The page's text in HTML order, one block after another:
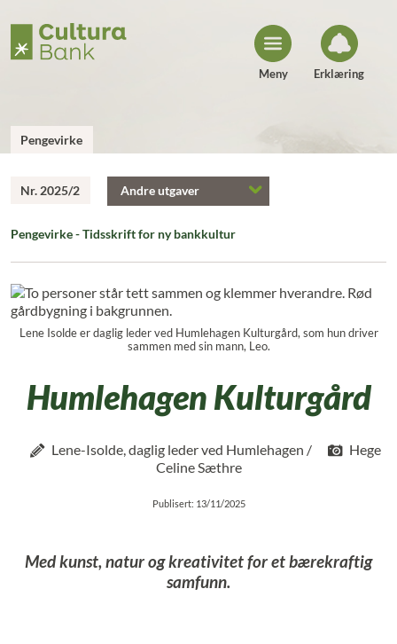
o
Meny Erklæring
Pengevirke
Nr. 2025/2 Andre utgaver
Pengevirke - Tidsskrift for ny bankkultur
Lene Isolde er daglig leder ved Humlehagen Kulturgård, som hun driver
sammen med sin mann, Leo.
Humlehagen Kulturgård
Lene-Isolde, daglig leder ved Humlehagen /
Hege
Celine Sæthre
Publisert: 13/11/2025
Med kunst, natur og kreativitet for et bærekraftig
samfunn.